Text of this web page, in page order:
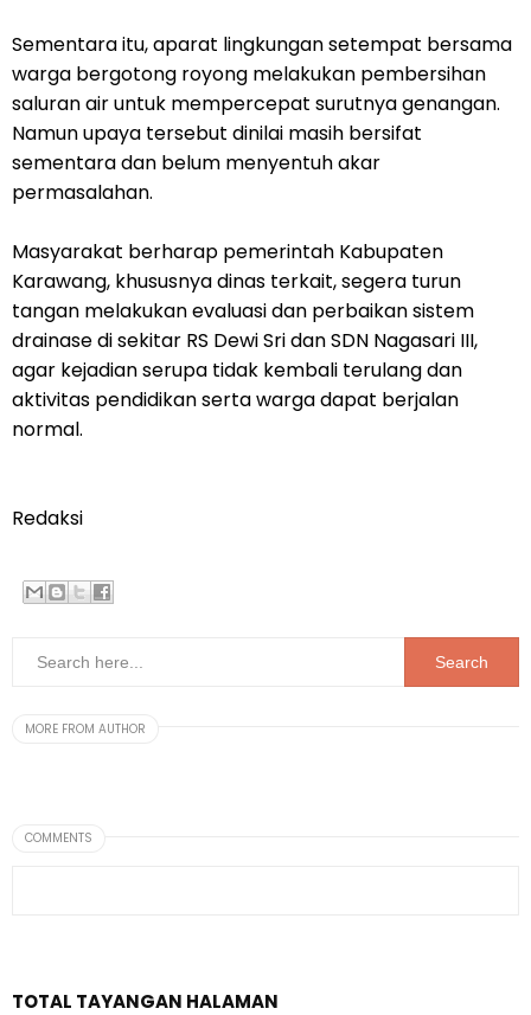
Sementara itu, aparat lingkungan setempat bersama
warga bergotong royong melakukan pembersihan
saluran air untuk mempercepat surutnya genangan.
Namun upaya tersebut dinilai masih bersifat
sementara dan belum menyentuh akar
permasalahan.
Masyarakat berharap pemerintah Kabupaten
Karawang, khususnya dinas terkait, segera turun
tangan melakukan evaluasi dan perbaikan sistem
drainase di sekitar RS Dewi Sri dan SDN Nagasari III,
agar kejadian serupa tidak kembali terulang dan
aktivitas pendidikan serta warga dapat berjalan
normal.
Redaksi
MORE FROM AUTHOR
COMMENTS
TOTAL TAYANGAN HALAMAN